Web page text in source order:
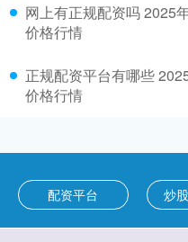
网上有正规配资吗 2025
价格行情
正规配资平台有哪些
价格行情
配资平台 炒